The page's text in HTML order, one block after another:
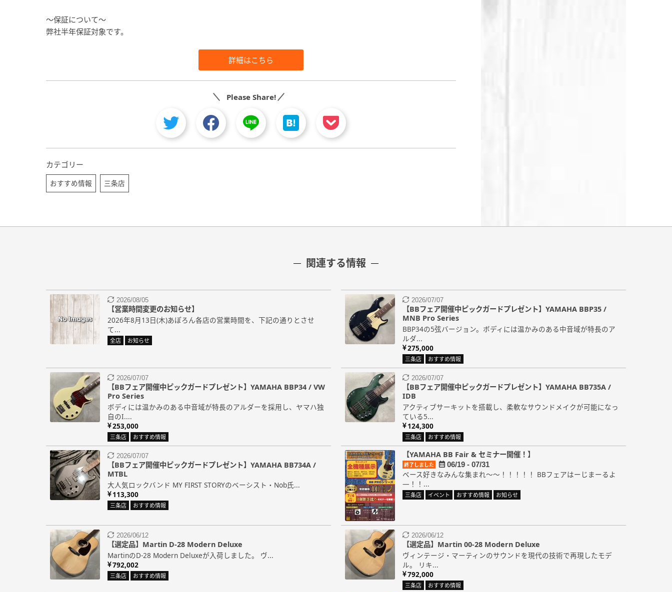
～保証について～
弊社半年保証対象です。
詳細はこちら
Please Share!
カテゴリー
おすすめ情報 三条店
関連する情報
2026/08/05
【営業時間変更のお知らせ】
2026年8月13日(木)あぽろん各店の営業時間を、下記の通りとさせ
て...
全店 お知らせ
2026/07/07
【BBフェア開催中ピックガードプレゼント】YAMAHA BBP35 /
MNB Pro Series
BBP34の5弦バージョン。ボディには温かみのある中音域が特長のア
ルダ...
275,000
三条店 おすすめ情報
2026/07/07
【BBフェア開催中ピックガードプレゼント】YAMAHA BBP34 / VW
Pro Series
ボディには温かみのある中音域が特長のアルダーを採用し、ヤマハ独
自のI....
253,000
三条店 おすすめ情報
2026/07/07
【BBフェア開催中ピックガードプレゼント】YAMAHA BB735A /
IDB
アクティブサーキットを搭載し、柔軟なサウンドメイクが可能になっ
ている5...
124,300
三条店 おすすめ情報
2026/07/07
【BBフェア開催中ピックガードプレゼント】YAMAHA BB734A /
MTBL
大人気ロックバンド MY FIRST STORYのベーシスト・Nob氏...
113,300
三条店 おすすめ情報
【YAMAHA BB Fair & セミナー開催！】
終了しました 06/19 - 07/31
ベース好きなみんな集まれ～～！！！！！ BBフェアはーじまーるよ
―！！...
三条店 イベント おすすめ情報 お知らせ
2026/06/12
【選定品】Martin D-28 Modern Deluxe
MartinのD-28 Modern Deluxeが入荷しました。 ヴ...
792,002
三条店 おすすめ情報
2026/06/12
【選定品】Martin 00-28 Modern Deluxe
ヴィンテージ・マーティンのサウンドを現代の技術で再現したモデ
ル。 リキ...
792,000
三条店 おすすめ情報